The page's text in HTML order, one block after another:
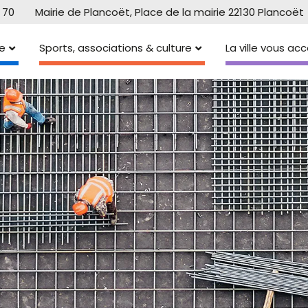
Mairie de Plancoët, Place de la mairie 22130 Plancoët
Sports, associations & culture La ville vous